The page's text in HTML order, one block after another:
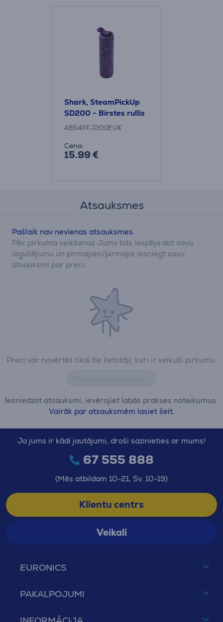
Shark, SteamPickUp
SD200 - Birstes rullis
4854FFJ200EUK
Cena:
15.99 €
Atsauksmes
Preci var novērtēt tikai tie lietotāji, kuri ir veikuši pirkumu.
Iesniedzot atsauksmi, ievērojiet labās prakses noteikumus.
Vairāk par atsauksmēm lasiet šeit.
Pašlaik nav nevienas atsauksmes.
Pēc pirkuma veikšanas Jums būs iespēja dot savu
ieguldījumu un pirmajam/pirmajai iesniegt savu
atsauksmi par preci.
EURONICS
PAKALPOJUMI
Ja jums ir kādi jautājumi, droši sazinieties ar mums!
67 555 888
(Mēs atbildam 10-21, Sv. 10-19)
Klientu centrs
Veikali